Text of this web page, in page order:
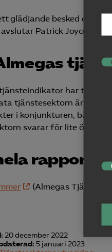

glädjande besked och
Patrick Joyce.
har tagits
tjänstesektorn är på
i konjunkturen, både
svarar för lite över
(Almegas
20 december 2022
5 januari 2023